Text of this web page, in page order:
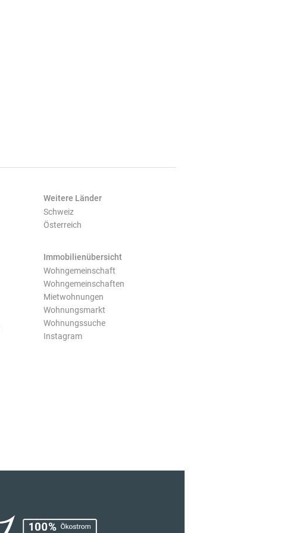
Weitere Länder
Schweiz
Österreich
Immobilienübersicht
Wohngemeinschaft
Wohngemeinschaften
Mietwohnungen
Wohnungsmarkt
Wohnungssuche
Instagram